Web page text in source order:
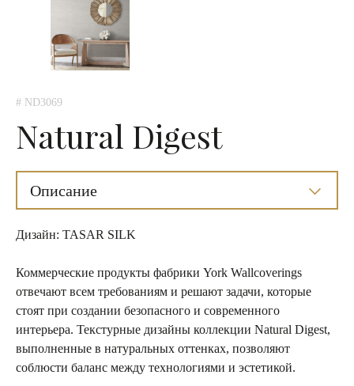
# ND3069
Natural Digest
Описание
Дизайн: TASAR SILK
Коммерческие продукты фабрики York Wallcoverings
отвечают всем требованиям и решают задачи, которые
стоят при создании безопасного и современного
интерьера. Текстурные дизайны коллекции Natural Digest,
выполненные в натуральных оттенках, позволяют
соблюсти баланс между технологиями и эстетикой.